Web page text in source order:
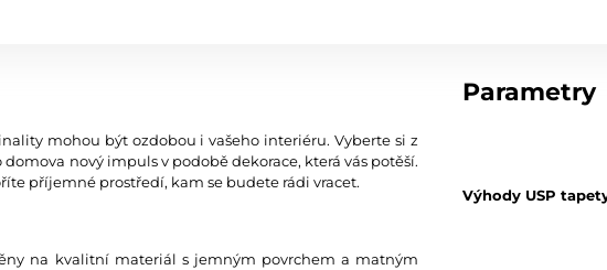
mohou být ozdobou i vašeho interiéru. Vyberte si z
nový impuls v podobě dekorace, která vás potěší.
příjemné prostředí, kam se budete rádi vracet.
na kvalitní materiál s jemným povrchem a matným
Parametry
Výhody USP